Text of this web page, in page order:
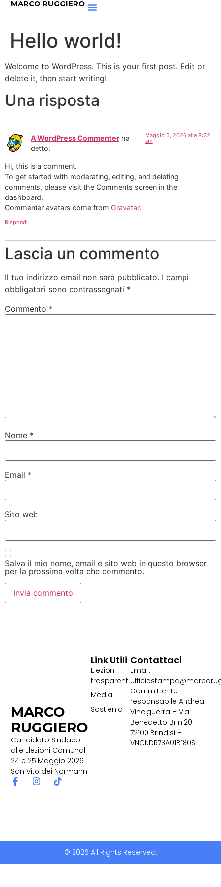
MARCO RUGGIERO
Hello world!
Welcome to WordPress. This is your first post. Edit or
delete it, then start writing!
Una risposta
A WordPress Commenter ha
detto:
Maggio 5, 2026 alle 8:22
am
Hi, this is a comment.
To get started with moderating, editing, and deleting
comments, please visit the Comments screen in the
dashboard.
Commenter avatars come from Gravatar.
Rispondi
Lascia un commento
Il tuo indirizzo email non sarà pubblicato. I campi
obbligatori sono contrassegnati *
Commento *
Nome *
Email *
Sito web
Salva il mio nome, email e sito web in questo browser
per la prossima volta che commento.
MARCO
RUGGIERO
Candidato Sindaco
alle Elezioni Comunali
24 e 25 Maggio 2026
San Vito dei Normanni
Link Utili
Elezioni
trasparenti
Media
Sostienici
Contattaci
Email:
Committente
responsabile Andrea
Vinciguerra – Via
Benedetto Brin 20 –
72100 Brindisi –
VNCNDR73A01B180S
© 2026 All Rights Reserved.